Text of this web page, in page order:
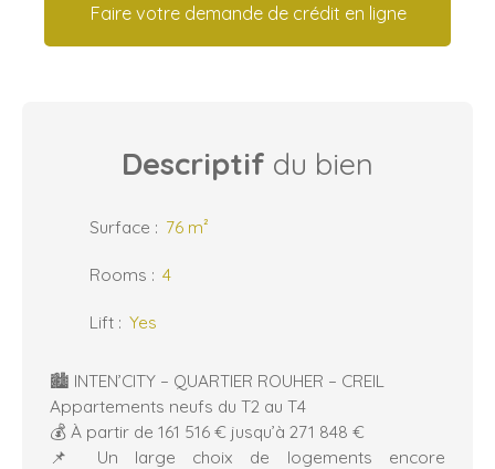
Faire votre demande de crédit en ligne
Descriptif du bien
Surface : 76 m²
Rooms : 4
Lift : Yes
🏙️ INTEN’CITY – QUARTIER ROUHER – CREIL
Appartements neufs du T2 au T4
💰 À partir de 161 516 € jusqu’à 271 848 €
📌 Un large choix de logements encore